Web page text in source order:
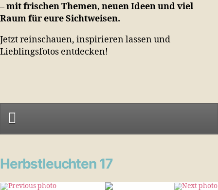
– mit frischen Themen, neuen Ideen und viel
Raum für eure Sichtweisen.
Jetzt reinschauen, inspirieren lassen und
Lieblingsfotos entdecken!
Herbstleuchten 17